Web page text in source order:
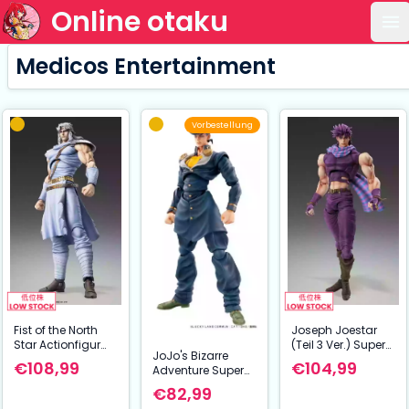
Online otaku
Medicos Entertainment
Fist of the North
Star Actionfigur
Chozokado Toki 18
cm
€108,99
Vorbestellung
JoJo's Bizarre
Adventure Super
Action Actionfigur
Chozokado
€82,99
Joseph Joestar
(Teil 3 Ver.) Super
Action Statue –
JoJo’s Bizarre
€104,99